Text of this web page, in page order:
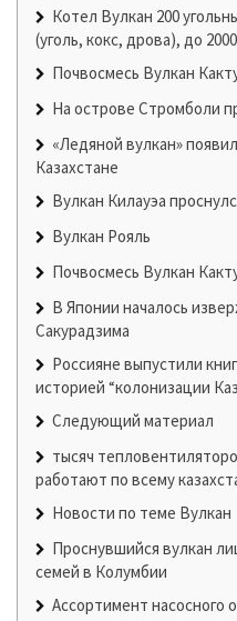
Котел Вулкан 200
(уголь, кокс, дрова), до
Почвосмесь Вулкан
На острове Стромболи
«Ледяной вулкан»
Казахстане
Вулкан Килауэа
Вулкан Рояль
Почвосмесь Вулкан
В Японии началось
Сакурадзима
Россияне выпустили
историей “колонизации
Следующий материал
тысяч
работают по всему
Новости по теме Вулкан
Проснувшийся вулкан
семей в Колумбии
Ассортимент насосного